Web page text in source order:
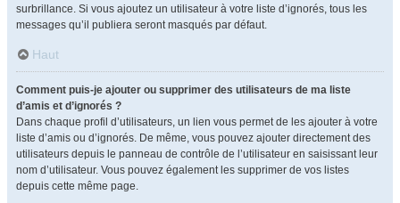
surbrillance. Si vous ajoutez un utilisateur à votre liste d’ignorés, tous les
messages qu’il publiera seront masqués par défaut.
Haut
Comment puis-je ajouter ou supprimer des utilisateurs de ma liste
d’amis et d’ignorés ?
Dans chaque profil d’utilisateurs, un lien vous permet de les ajouter à votre
liste d’amis ou d’ignorés. De même, vous pouvez ajouter directement des
utilisateurs depuis le panneau de contrôle de l’utilisateur en saisissant leur
nom d’utilisateur. Vous pouvez également les supprimer de vos listes
depuis cette même page.